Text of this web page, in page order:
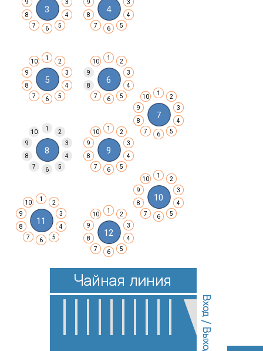
3
3
4
5
6
7
8
9
4
3
4
5
6
7
8
9
5
1
2
3
4
5
6
7
8
9
10
6
1
2
3
4
5
6
7
8
9
10
7
1
2
3
4
5
6
7
8
9
10
8
1
2
3
4
5
6
7
8
9
10
9
1
2
3
4
5
6
7
8
9
10
10
1
2
3
4
5
6
7
8
9
10
11
1
2
3
4
5
6
7
8
9
10
12
1
2
3
4
5
6
7
8
9
10